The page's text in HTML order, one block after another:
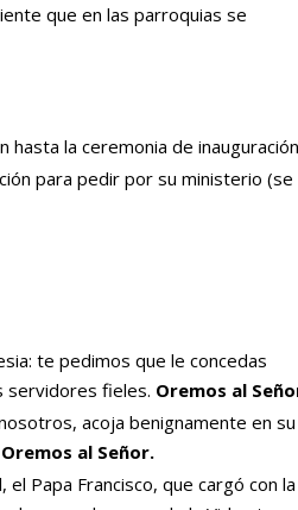
que en las parroquias se
hasta la ceremonia de inauguración
para pedir por su ministerio (se
te pedimos que le concedas
servidores fieles. Oremos al
acoja benignamente en su
Oremos al Señor.
Papa Francisco, que cargó con la